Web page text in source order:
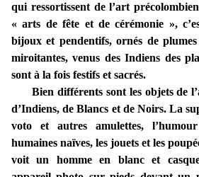
qui ressortissent de l’art
« arts de fête et de cérémonie »,
bijoux et pendentifs, ornés de
miroitantes, venus des Indiens des
sont à la fois festifs et sacrés.
Bien différents sont les objets de
d’Indiens, de Blancs et de Noirs. La
voto et autres amulettes,
humaines naïves, les jouets et les
voit un homme en blanc et